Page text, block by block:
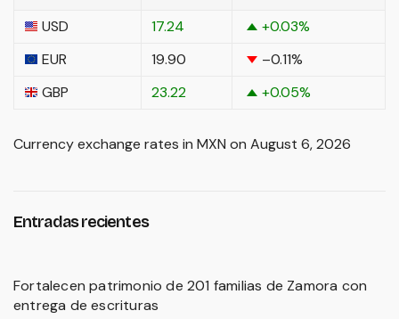
USD
17.24 +0.03%
EUR
19.90 –0.11%
GBP
23.22 +0.05%
Currency exchange rates in MXN on August 6, 2026
Entradas recientes
Fortalecen patrimonio de 201 familias de Zamora con
entrega de escrituras